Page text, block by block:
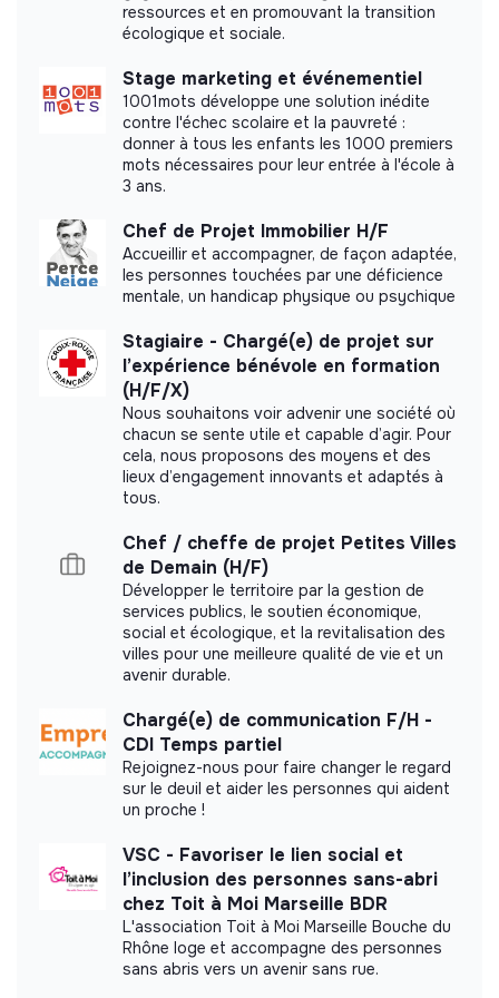
70% de ton pass Tisseo…
< 15 persons
Handicap
Impact study
GTK did not yet communicate its impact
measurement.
Labels and certifications
This structure did not communicate to us the
labels or certifications that it was able to obtain.
Did not yet add a transparency document.
ressources et en promouvant la transition
écologique et sociale.
Stage marketing et événementiel
1001mots développe une solution inédite
contre l'échec scolaire et la pauvreté :
donner à tous les enfants les 1000 premiers
mots nécessaires pour leur entrée à l'école à
3 ans.
Chef de Projet Immobilier H/F
Accueillir et accompagner, de façon adaptée,
les personnes touchées par une déficience
mentale, un handicap physique ou psychique
Stagiaire - Chargé(e) de projet sur
l’expérience bénévole en formation
(H/F/X)
Nous souhaitons voir advenir une société où
chacun se sente utile et capable d’agir. Pour
cela, nous proposons des moyens et des
lieux d’engagement innovants et adaptés à
tous.
Chef / cheffe de projet Petites Villes
de Demain (H/F)
Développer le territoire par la gestion de
services publics, le soutien économique,
social et écologique, et la revitalisation des
villes pour une meilleure qualité de vie et un
avenir durable.
Chargé(e) de communication F/H -
CDI Temps partiel
Rejoignez-nous pour faire changer le regard
sur le deuil et aider les personnes qui aident
un proche !
VSC - Favoriser le lien social et
l’inclusion des personnes sans-abri
chez Toit à Moi Marseille BDR
L'association Toit à Moi Marseille Bouche du
Rhône loge et accompagne des personnes
sans abris vers un avenir sans rue.